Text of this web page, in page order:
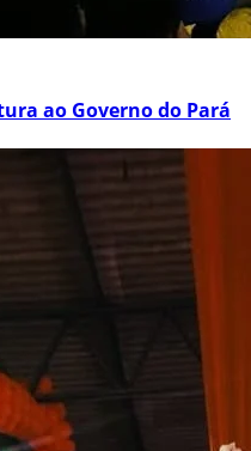
ao Governo do Pará